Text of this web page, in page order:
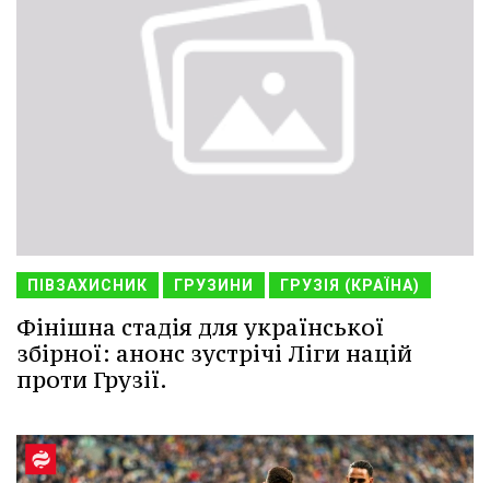
ПІВЗАХИСНИК ГРУЗИНИ ГРУЗІЯ (КРАЇНА)
Фінішна стадія для української
збірної: анонс зустрічі Ліги націй
проти Грузії.